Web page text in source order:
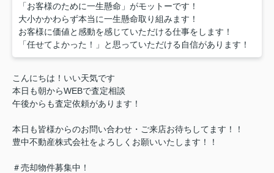
「お客様のために一生懸命」がモットーです！
大小かかわらず本当に一生懸命取り組みます！
お客様に価値と感動を感じていただける仕事をします！
「任せてよかった！」と思っていただける自信があります！
こんにちは！いい天気です
本日も朝からWEBで査定相談
午後からも査定依頼があります！
本日も皆様からのお問い合わせ・ご来店お待ちしてます！！
豊中不動産株式会社をよろしくお願いいたします！！
＃売却物件募集中！